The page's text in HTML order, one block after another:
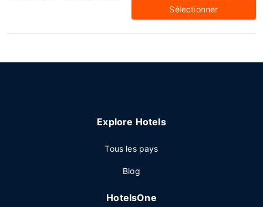
Sélectionner
Explore Hotels
Tous les pays
Blog
HotelsOne